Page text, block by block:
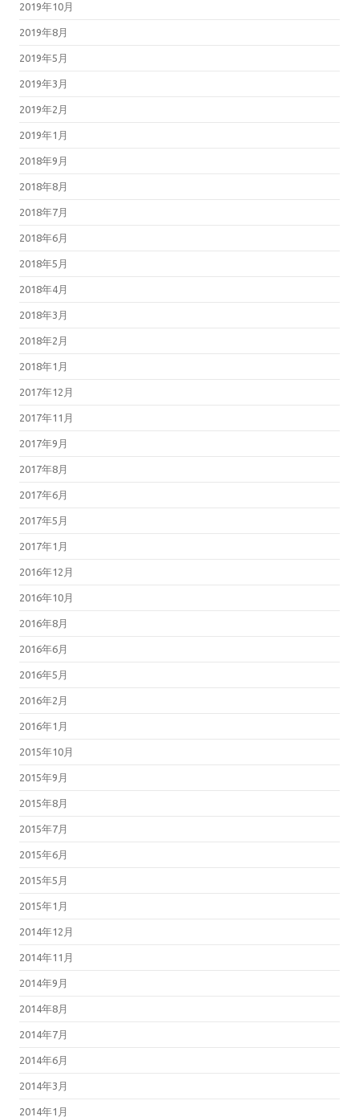
2019年10月
2019年8月
2019年5月
2019年3月
2019年2月
2019年1月
2018年9月
2018年8月
2018年7月
2018年6月
2018年5月
2018年4月
2018年3月
2018年2月
2018年1月
2017年12月
2017年11月
2017年9月
2017年8月
2017年6月
2017年5月
2017年1月
2016年12月
2016年10月
2016年8月
2016年6月
2016年5月
2016年2月
2016年1月
2015年10月
2015年9月
2015年8月
2015年7月
2015年6月
2015年5月
2015年1月
2014年12月
2014年11月
2014年9月
2014年8月
2014年7月
2014年6月
2014年3月
2014年1月